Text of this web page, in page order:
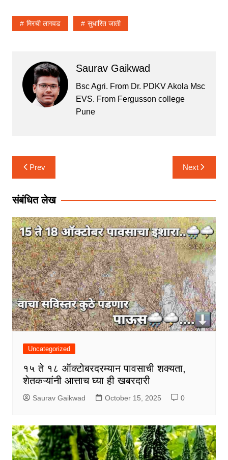
at
p
p
c
o
o
k
itt ai ar
मिरची लागवड सुधारित जाती
Saurav Gaikwad
Bsc Agri. From Dr. PDKV Akola Msc
EVS. From Fergusson college
Pune
Post
navigation
Prev Next
संबंधित लेख
Uncategorized
१५ ते १८ ऑक्टोबरदरम्यान पावसाची शक्यता,
शेतकऱ्यांनी आत्ताच घ्या ही खबरदारी
Saurav Gaikwad October 15, 2025 0